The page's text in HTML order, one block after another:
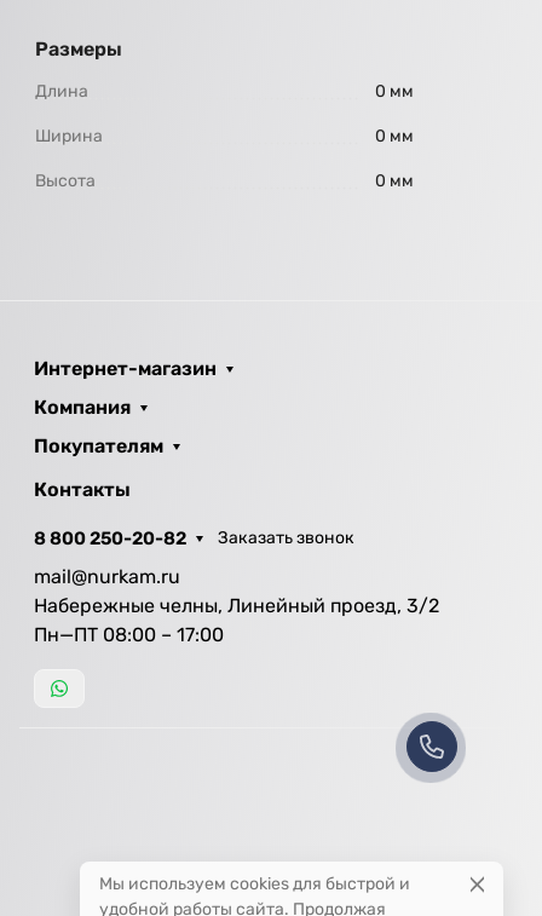
Размеры
Длина 0 мм
Ширина 0 мм
Высота 0 мм
Интернет-магазин
Компания
Покупателям
Контакты
8 800 250-20-82 Заказать звонок
mail@nurkam.ru
Набережные челны, Линейный проезд, 3/2
Пн—ПТ 08:00 – 17:00
Мы используем cookies для быстрой и
удобной работы сайта. Продолжая